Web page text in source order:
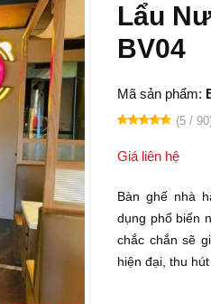
Lẩu
BV04
Mã sản phẩm:
(5 /
Giá liên hệ
Bàn ghế nhà
dụng phổ biến
chắc chắn sẽ
hiện đại, thu